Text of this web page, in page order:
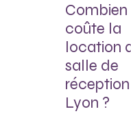
Combien
coûte la
location
salle de
Lyon ?